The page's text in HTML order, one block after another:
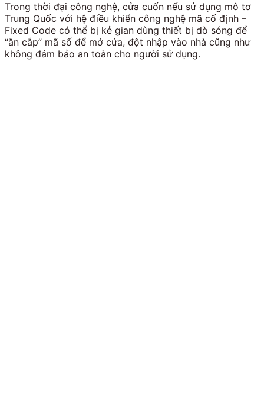
Trong thời đại công nghệ, cửa cuốn nếu sử dụng mô tơ
Trung Quốc với hệ điều khiển công nghệ mã cố định –
Fixed Code có thể bị kẻ gian dùng thiết bị dò sóng để
“ăn cắp” mã số để mở cửa, đột nhập vào nhà cũng như
không đảm bảo an toàn cho người sử dụng.